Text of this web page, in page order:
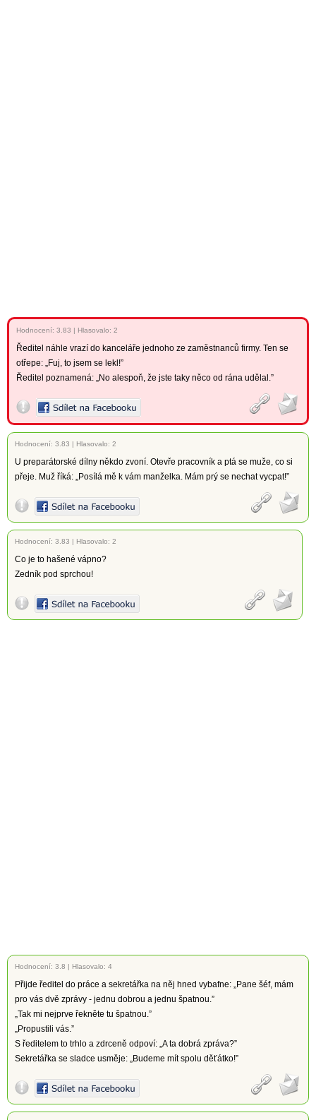
Hodnocení: 3.83 | Hlasovalo: 2
Ředitel náhle vrazí do kanceláře jednoho ze zaměstnanců firmy. Ten se
otřepe: „Fuj, to jsem se lekl!”
Ředitel poznamená: „No alespoň, že jste taky něco od rána udělal.”
Hodnocení: 3.83 | Hlasovalo: 2
U preparátorské dílny někdo zvoní. Otevře pracovník a ptá se muže, co si
přeje. Muž říká: „Posílá mě k vám manželka. Mám prý se nechat vycpat!”
Hodnocení: 3.83 | Hlasovalo: 2
Co je to hašené vápno?
Zedník pod sprchou!
Hodnocení: 3.8 | Hlasovalo: 4
Přijde ředitel do práce a sekretářka na něj hned vybafne: „Pane šéf, mám
pro vás dvě zprávy - jednu dobrou a jednu špatnou.”
„Tak mi nejprve řekněte tu špatnou.”
„Propustili vás.”
S ředitelem to trhlo a zdrceně odpoví: „A ta dobrá zpráva?”
Sekretářka se sladce usměje: „Budeme mít spolu děťátko!”